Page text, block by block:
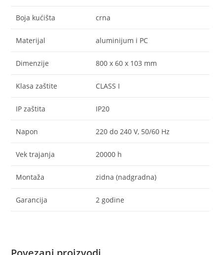
Boja kućišta crna
Materijal aluminijum i PC
Dimenzije 800 x 60 x 103 mm
Klasa zaštite CLASS I
IP zaštita IP20
Napon 220 do 240 V, 50/60 Hz
Vek trajanja 20000 h
Montaža zidna (nadgradna)
Garancija 2 godine